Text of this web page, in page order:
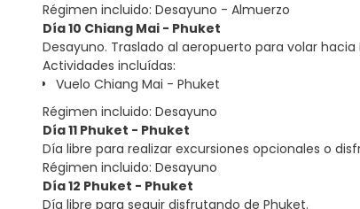
Régimen incluido: Desayuno - Almuerzo
Día 10 Chiang Mai - Phuket
Desayuno. Traslado al aeropuerto para volar
Actividades incluídas:
Vuelo Chiang Mai - Phuket
Régimen incluido: Desayuno
Día 11 Phuket - Phuket
Día libre para realizar excursiones opcionales o
Régimen incluido: Desayuno
Día 12 Phuket - Phuket
Día libre para seguir disfrutando de Phuket.